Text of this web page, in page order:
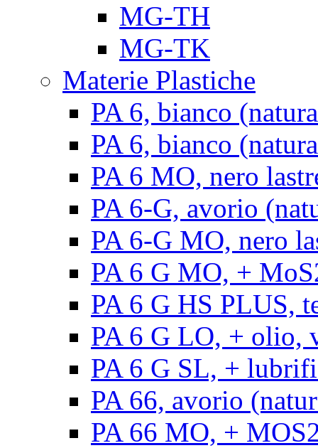
MG-TH
MG-TK
Materie Plastiche
PA 6, bianco
PA 6, bianco
PA 6 MO, nero
PA 6-G, avorio
PA 6-G MO, nero
PA 6 G MO, +
PA 6 G HS PLUS,
PA 6 G LO, + olio,
PA 6 G SL, +
PA 66, avorio
PA 66 MO, +